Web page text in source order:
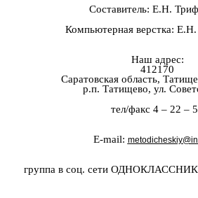
Составитель: Е.Н.
Компьютерная верстка:
Наш адрес:
412170
Саратовская область,
р.п. Татищево, ул.
тел/факс 4 – 22 –
E-mail:
группа в соц. сети